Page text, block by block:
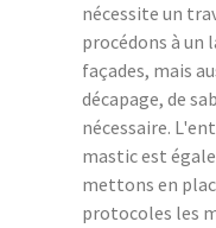
nécessite un
procédons à un
façades, mais
décapage, de
nécessaire.
mastic est
mettons en
protocoles les